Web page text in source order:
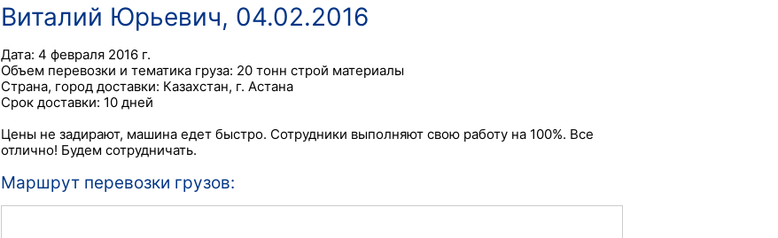
Виталий Юрьевич, 04.02.2016
Дата: 4 февраля 2016 г.
Объем перевозки и тематика груза: 20 тонн строй материалы
Страна, город доставки: Казахстан, г. Астана
Срок доставки: 10 дней
Цены не задирают, машина едет быстро. Сотрудники выполняют свою работу на 100%. Все
отлично! Будем сотрудничать.
Маршрут перевозки грузов: